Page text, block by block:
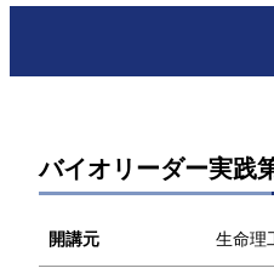
バイオリーダー実践
開講元 生命理